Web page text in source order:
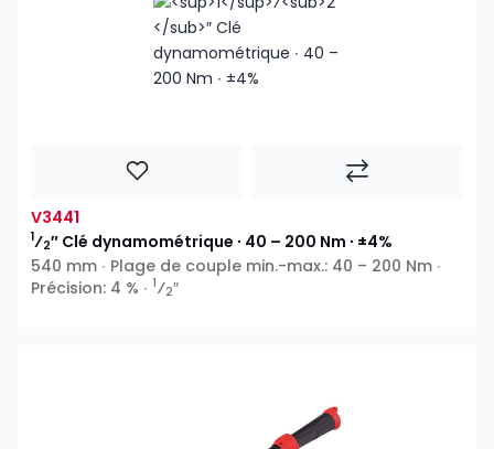
V3441
1⁄2″ Clé dynamométrique ∙ 40 – 200 Nm ∙ ±4%
540 mm ∙ Plage de couple min.-max.: 40 – 200 Nm ∙
Précision: 4 % ∙ 1⁄2″